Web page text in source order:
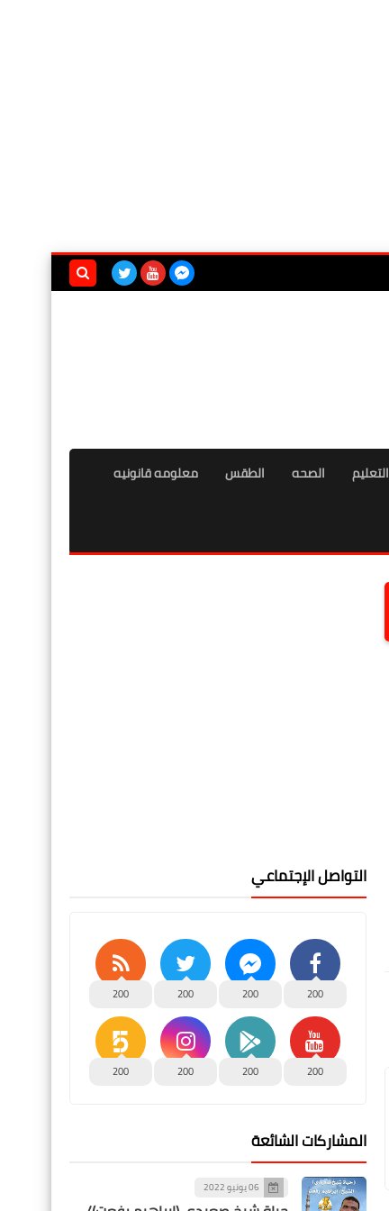
التعليم الصحه الطقس معلومه قانونيه
التواصل الإجتماعي
200
200
200
200
200
200
200
200
المشاركات الشائعة
06 يونيو 2022